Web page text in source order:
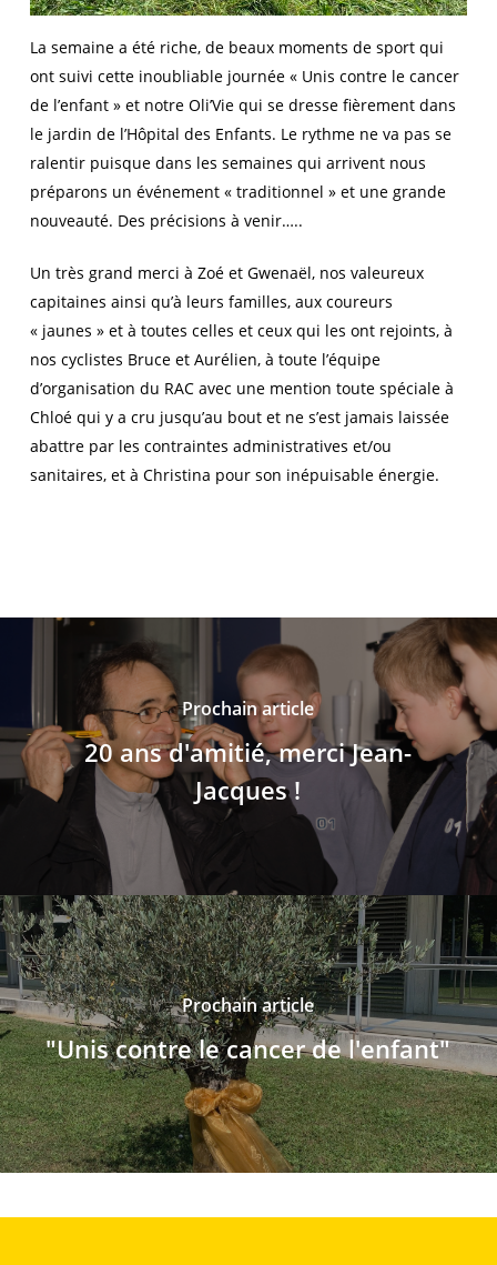
La semaine a été riche, de beaux moments de sport qui
ont suivi cette inoubliable journée « Unis contre le cancer
de l’enfant » et notre Oli’Vie qui se dresse fièrement dans
le jardin de l’Hôpital des Enfants. Le rythme ne va pas se
ralentir puisque dans les semaines qui arrivent nous
préparons un événement « traditionnel » et une grande
nouveauté. Des précisions à venir…..
Un très grand merci à Zoé et Gwenaël, nos valeureux
capitaines ainsi qu’à leurs familles, aux coureurs
« jaunes » et à toutes celles et ceux qui les ont rejoints, à
nos cyclistes Bruce et Aurélien, à toute l’équipe
d’organisation du RAC avec une mention toute spéciale à
Chloé qui y a cru jusqu’au bout et ne s’est jamais laissée
abattre par les contraintes administratives et/ou
sanitaires, et à Christina pour son inépuisable énergie.
Prochain article
20 ans d'amitié, merci Jean-
Jacques !
Prochain article
"Unis contre le cancer de l'enfant"